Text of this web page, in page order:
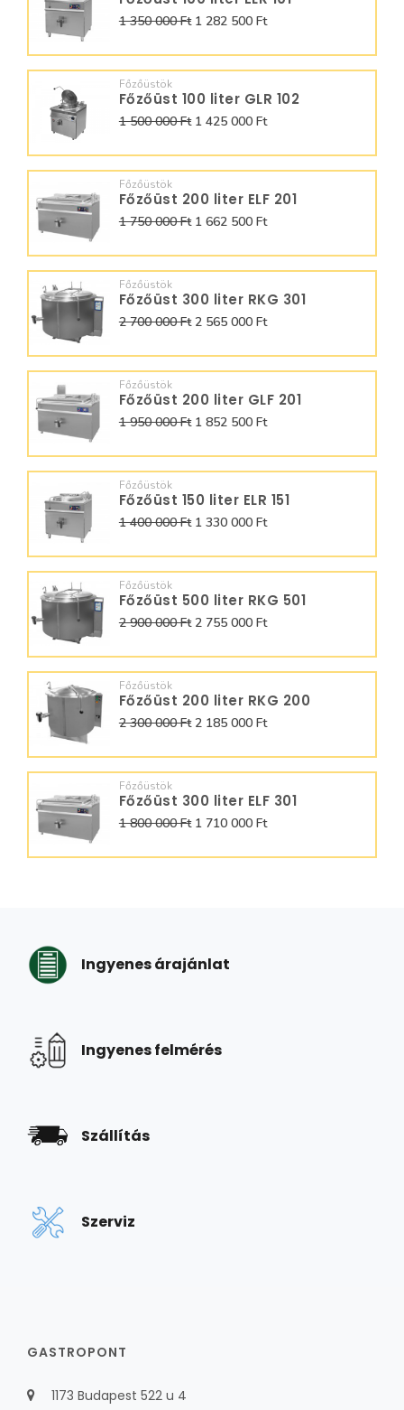
1 350 000 Ft1 282 500 Ft
Főzőüstök
Főzőüst 100 liter GLR 102
1 500 000 Ft1 425 000 Ft
Főzőüstök
Főzőüst 200 liter ELF 201
1 750 000 Ft1 662 500 Ft
Főzőüstök
Főzőüst 300 liter RKG 301
2 700 000 Ft2 565 000 Ft
Főzőüstök
Főzőüst 200 liter GLF 201
1 950 000 Ft1 852 500 Ft
Főzőüstök
Főzőüst 150 liter ELR 151
1 400 000 Ft1 330 000 Ft
Főzőüstök
Főzőüst 500 liter RKG 501
2 900 000 Ft2 755 000 Ft
Főzőüstök
Főzőüst 200 liter RKG 200
2 300 000 Ft2 185 000 Ft
Főzőüstök
Főzőüst 300 liter ELF 301
1 800 000 Ft1 710 000 Ft
Ingyenes árajánlat
Ingyenes felmérés
Szállítás
Szerviz
GASTROPONT
1173 Budapest 522 u 4